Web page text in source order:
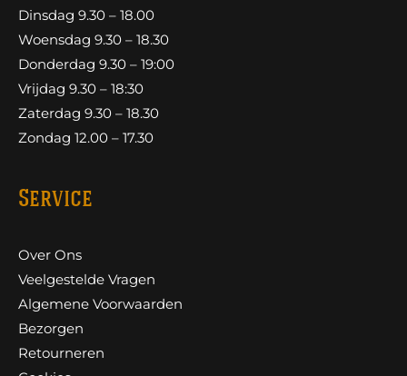
Dinsdag 9.30 – 18.00
Woensdag 9.30 – 18.30
Donderdag 9.30 – 19:00
Vrijdag 9.30 – 18:30
Zaterdag 9.30 – 18.30
Zondag 12.00 – 17.30
Service
Over Ons
Veelgestelde Vragen
Algemene Voorwaarden
Bezorgen
Retourneren